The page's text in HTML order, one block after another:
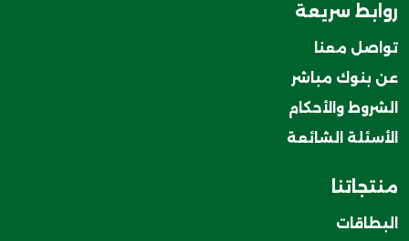
روابط سريعة
تواصل معنا
عن بنوك مباشر
الشروط والأحكام
الأسئلة الشائعة
منتجاتنا
البطاقات